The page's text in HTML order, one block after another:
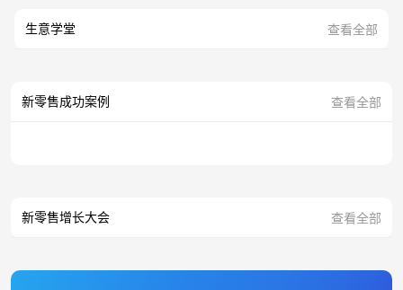
生意学堂 查看全部
新零售成功案例 查看全部
新零售增长大会 查看全部